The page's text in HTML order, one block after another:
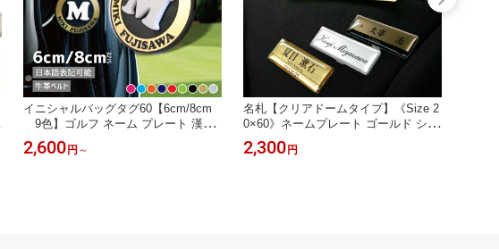
イニシャルバッグタグ60【6cm/8cm
9色】ゴルフ ネーム プレート 漢字
日本語表記 立体 イニシャル 名札 名
前 名入れ キャディーバッグ ラウンド
2,600 円 ～
名札【クリアドームタイプ】《Size 2
0×60》ネームプレート ゴールド シル
バー ブロンズ 軽量 オフィス 会社
2,300 円